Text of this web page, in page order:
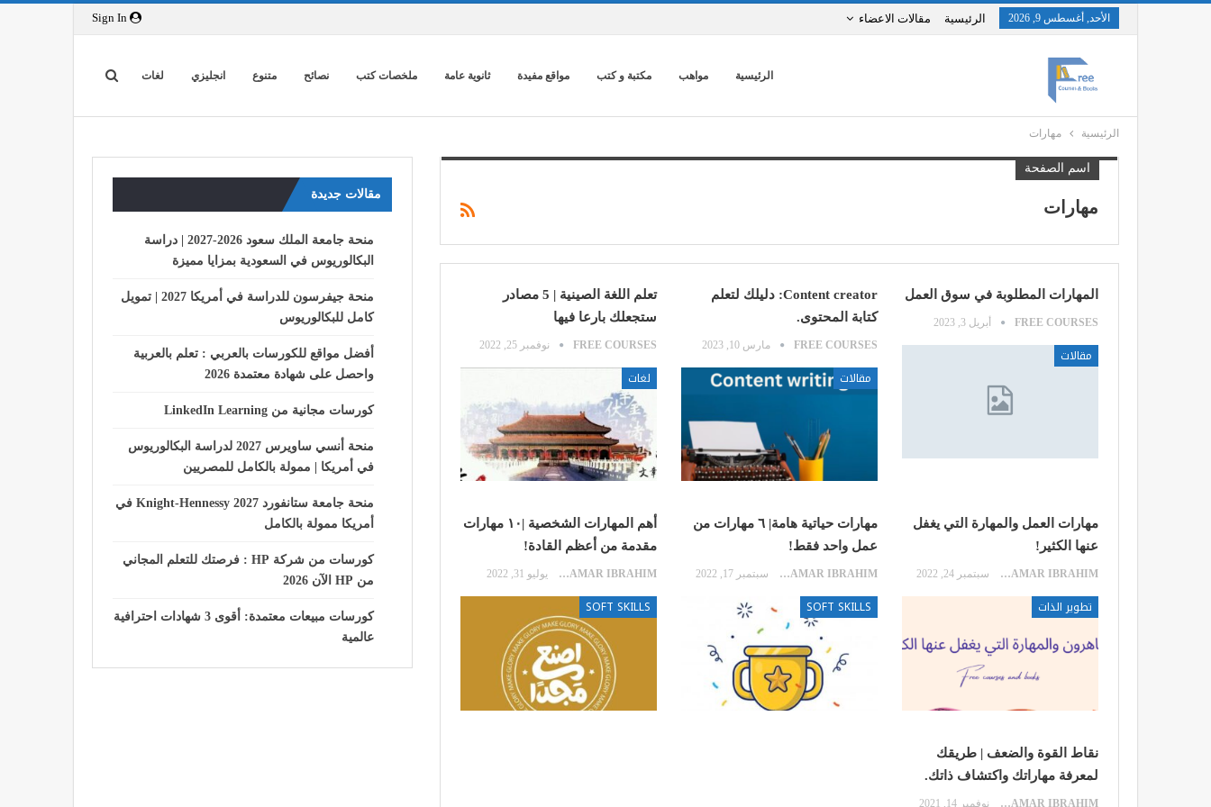
الأحد, أغسطس 9, 2026 الرئيسية مقالات الاعضاء
الرئيسية مواهب مكتبة و كتب مواقع مفيدة ثانوية عامة ملخصات كتب نصائح متنوع انجليزي لغات
الرئيسية مهارات
اسم الصفحة
مهارات
المهارات المطلوبة في سوق العمل
FREE COURSES أبريل 3, 2023
مقالات
Content creator: دليلك لتعلم
كتابة المحتوى.
FREE COURSES مارس 10, 2023
مقالات
تعلم اللغة الصينية | 5 مصادر
ستجعلك بارعا فيها
FREE COURSES نوفمبر 25, 2022
لغات
مهارات العمل والمهارة التي يغفل
عنها الكثير!
SAMAR IBRAHIM سبتمبر 24, 2022
تطوير الذات
مهارات حياتية هامة| ٦ مهارات من
عمل واحد فقط!
SAMAR IBRAHIM سبتمبر 17, 2022
SOFT SKILLS
أهم المهارات الشخصية |١٠ مهارات
مقدمة من أعظم القادة!
SAMAR IBRAHIM يوليو 31, 2022
SOFT SKILLS
نقاط القوة والضعف | طريقك
لمعرفة مهاراتك واكتشاف ذاتك.
SAMAR IBRAHIM نوفمبر 14, 2021
مقالات جديدة
منحة جامعة الملك سعود 2026-2027 | دراسة
البكالوريوس في السعودية بمزايا مميزة
منحة جيفرسون للدراسة في أمريكا 2027 | تمويل
كامل للبكالوريوس
أفضل مواقع للكورسات بالعربي : تعلم بالعربية
واحصل على شهادة معتمدة 2026
كورسات مجانية من LinkedIn Learning
منحة أنسي ساويرس 2027 لدراسة البكالوريوس
في أمريكا | ممولة بالكامل للمصريين
منحة جامعة ستانفورد Knight-Hennessy 2027 في
أمريكا ممولة بالكامل
كورسات من شركة HP : فرصتك للتعلم المجاني
من HP الآن 2026
كورسات مبيعات معتمدة: أقوى 3 شهادات احترافية
عالمية